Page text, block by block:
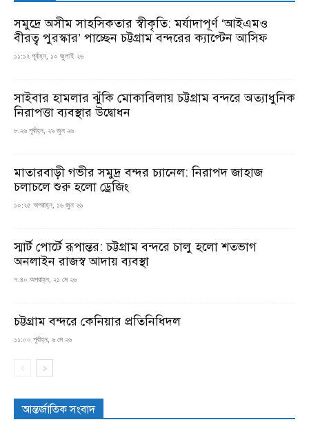
সমুদ্রে অসীম সাহসিকতার স্বীকৃতি: মর্যাদাপূর্ণ ‘আইএমও
বীরত্ব পুরস্কার’ পাচ্ছেন চট্টগ্রাম বন্দরের ক্যাপ্টেন আসিফ
১১:১২ পূর্বাহ্ন, ১০ জুলাই ২৬
সাইবার হামলার ঝুঁকি মোকাবিলায় চট্টগ্রাম বন্দরে অত্যাধুনিক
নিরাপত্তা ব্যবস্থার উদ্বোধন
৮:২৬ পূর্বাহ্ন, ২৯ জুন ২৬
মাতারবাড়ী গভীর সমুদ্র বন্দর চ্যানেল: নিরাপদ জাহাজ
চলাচলে শুরু হলো ড্রেজিং
১০:২৫ অপরাহ্ন, ১৬ জুন ২৬
স্মার্ট পোর্টে রূপান্তর: চট্টগ্রাম বন্দরে চালু হলো শতভাগ
অনলাইন রাজস্ব আদায় ব্যবস্থা
৭:৪০ অপরাহ্ন, ২১ মে ২৬
চট্টগ্রাম বন্দরে কেনিয়ার প্রতিনিধিদল
১১:০০ পূর্বাহ্ন, ৬ মে ২৬
আন্তর্জাতিক সংবাদ